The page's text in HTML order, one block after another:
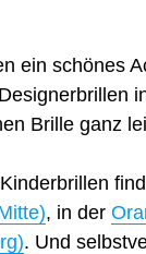
ein schönes
Brille ganz
, in der
. Und